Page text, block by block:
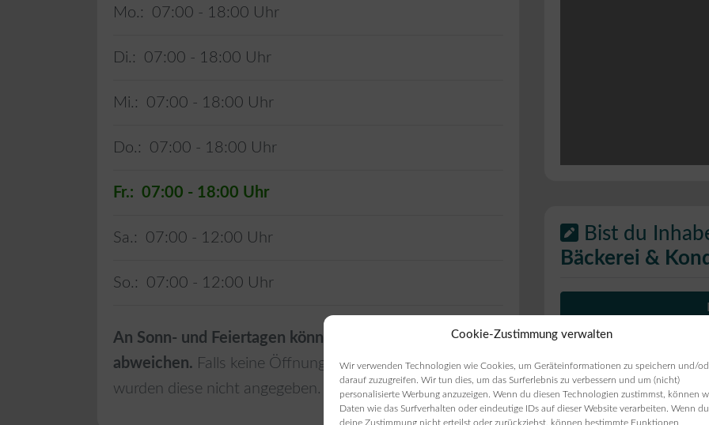
Cookie-Zustimmung verwalten
Wir verwenden Technologien wie Cookies, um Geräteinformationen zu speichern und/
darauf zuzugreifen. Wir tun dies, um das Surferlebnis zu verbessern und um (nicht)
personalisierte Werbung anzuzeigen. Wenn du diesen Technologien zustimmst, können
Daten wie das Surfverhalten oder eindeutige IDs auf dieser Website verarbeiten. Wenn du
deine Zustimmung nicht erteilst oder zurückziehst, können bestimmte Funktionen
Mo.: 07:00 - 18:00
Di.: 07:00 - 18:00
Mi.: 07:00 - 18:00
Do.: 07:00 - 18:00
Fr.: 07:00 - 18:00
Sa.: 07:00 - 12:00
So.: 07:00 - 12:00
An Sonn- und Feiertagen können die Öffnungszeiten
abweichen. Falls keine Öffnungszeiten angezeigt werden,
wurden diese nicht angegeben.
Bist du
Bäckerei &